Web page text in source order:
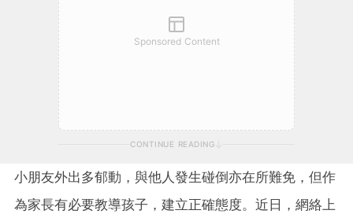
Sponsored Content
CONTINUE READING
小朋友外出多郁動，與他人發生碰倒亦在所難免，但作
為家長有必要教導孩子，建立正確態度。近日，網絡上